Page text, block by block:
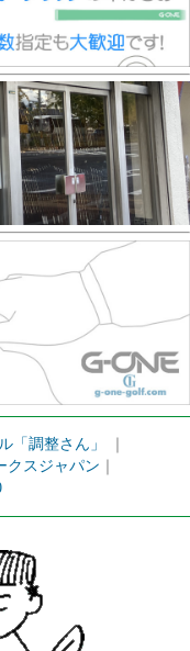
「調整さん」
｜
クスジャパン ｜